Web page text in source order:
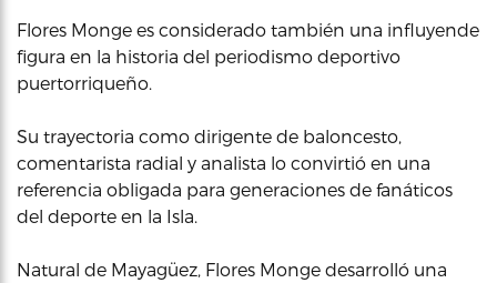
Flores Monge es considerado también una influyende
figura en la historia del periodismo deportivo
puertorriqueño.
Su trayectoria como dirigente de baloncesto,
comentarista radial y analista lo convirtió en una
referencia obligada para generaciones de fanáticos
del deporte en la Isla.
Natural de Mayagüez, Flores Monge desarrolló una